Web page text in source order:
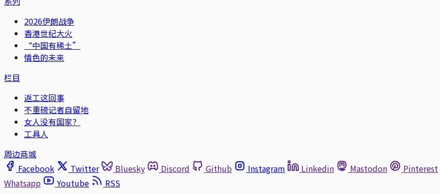
2026伊朗战争
香港世纪大火
“中国有稀土”
情色的未来
栏目
返工这回事
不重磅记者自留地
女人没有国家？
工具人
周边商城
Facebook
Twitter Bluesky Discord Github Instagram Linkedin Mastodon Pinterest
Whatsapp
Youtube
RSS